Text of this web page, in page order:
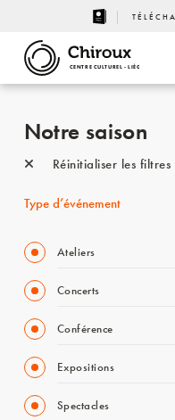
CENTRE CULTUREL - LIÈGE
Notre saison
Réinitialiser les filtres
Type d’événement
Ateliers
Concerts
Conférence
Expositions
Spectacles